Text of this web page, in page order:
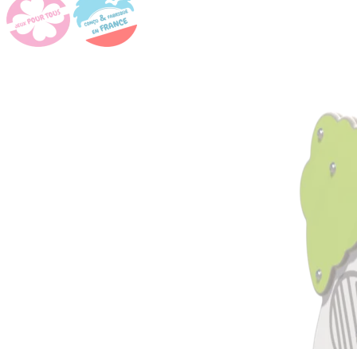
Nos fonctions ludiques & sportives
Nos sols amortissants
Catalogues